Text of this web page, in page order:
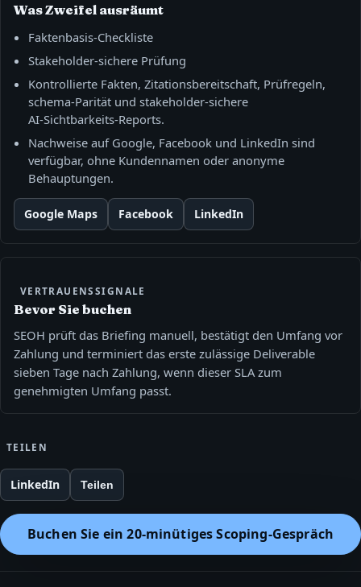
Was Zweifel ausräumt
Faktenbasis‑Checkliste
Stakeholder‑sichere Prüfung
Kontrollierte Fakten, Zitationsbereitschaft, Prüfregeln,
schema‑Parität und stakeholder‑sichere
AI‑Sichtbarkeits‑Reports.
Nachweise auf Google, Facebook und LinkedIn sind
verfügbar, ohne Kundennamen oder anonyme
Behauptungen.
Google Maps Facebook LinkedIn
VERTRAUENSSIGNALE
Bevor Sie buchen
SEOH prüft das Briefing manuell, bestätigt den Umfang vor
Zahlung und terminiert das erste zulässige Deliverable
sieben Tage nach Zahlung, wenn dieser SLA zum
genehmigten Umfang passt.
TEILEN
LinkedIn Teilen
Buchen Sie ein 20‑minütiges Scoping‑Gespräch